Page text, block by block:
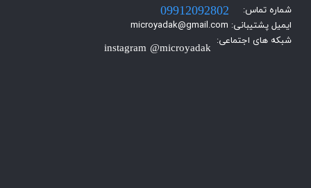
شماره تماس:
ایمیل پشتیبانی: microyadak@gmail.com
شبکه های اجتماعی:
instagram @microyadak
09912092802